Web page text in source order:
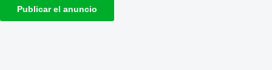
Publicar el anuncio